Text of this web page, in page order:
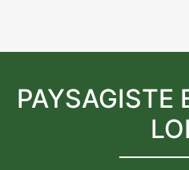
PAYSAGISTE